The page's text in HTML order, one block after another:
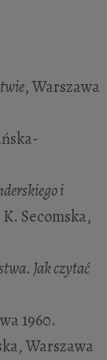
, Warszawa
i
Secomska,
Jak czytać
1960.
Warszawa